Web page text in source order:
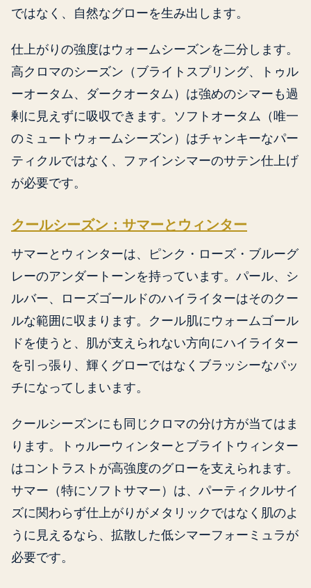
ではなく、自然なグローを生み出します。
仕上がりの強度はウォームシーズンを二分します。
高クロマのシーズン（ブライトスプリング、トゥル
ーオータム、ダークオータム）は強めのシマーも過
剰に見えずに吸収できます。ソフトオータム（唯一
のミュートウォームシーズン）はチャンキーなパー
ティクルではなく、ファインシマーのサテン仕上げ
が必要です。
クールシーズン：サマーとウィンター
サマーとウィンターは、ピンク・ローズ・ブルーグ
レーのアンダートーンを持っています。パール、シ
ルバー、ローズゴールドのハイライターはそのクー
ルな範囲に収まります。クール肌にウォームゴール
ドを使うと、肌が支えられない方向にハイライター
を引っ張り、輝くグローではなくブラッシーなパッ
チになってしまいます。
クールシーズンにも同じクロマの分け方が当てはま
ります。トゥルーウィンターとブライトウィンター
はコントラストが高強度のグローを支えられます。
サマー（特にソフトサマー）は、パーティクルサイ
ズに関わらず仕上がりがメタリックではなく肌のよ
うに見えるなら、拡散した低シマーフォーミュラが
必要です。